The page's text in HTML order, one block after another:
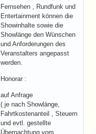
Fernsehen , Rundfunk und
Entertainment können die
Showinhalte sowie die
Showlänge den Wünschen
und Anforderungen des
Veranstalters angepasst
werden.
Honorar :
auf Anfrage
( je nach Showlänge,
Fahrtkostenanteil , Steuern
und evtl. gestellte
Übernachtung vom